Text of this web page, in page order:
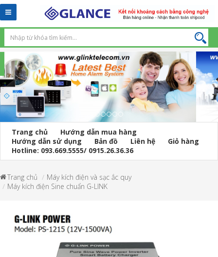
Toggle
navigation
Trang chủ
Hướng dẫn mua hàng
Hướng dẫn sử dụng
Bản đồ Liên hệ
Giỏ hàng
Hotline: 093.669.5555/ 0915.26.36.36
Trang chủ
Máy kích điện và sạc ắc quy
Máy kích điện Sine chuẩn G-LINK